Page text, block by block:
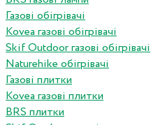
Газові обігрівачі
Kovea газові обігрівачі
Skif Outdoor газові обігрівачі
Naturehike обігрівачі
Газові плитки
Kovea газові плитки
BRS плитки